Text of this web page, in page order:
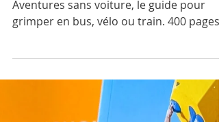
Découvrez Escalades depuis Grenoble –
Aventures sans voiture, le guide pour
secteurs illustrés à l’aquarelle, conseils
pratiques et témoignages. Engagez-vous
dans une escalade éco-responsable et